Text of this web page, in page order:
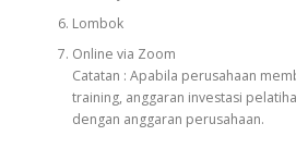
Lombok
Online via Zoom
Catatan : Apabila perusahaan
training, anggaran investasi
dengan anggaran perusahaan.